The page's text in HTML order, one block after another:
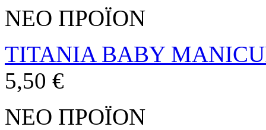
ΝΕΟ ΠΡΟΪΟΝ
TITANIA BABY
5,50 €
ΝΕΟ ΠΡΟΪΟΝ